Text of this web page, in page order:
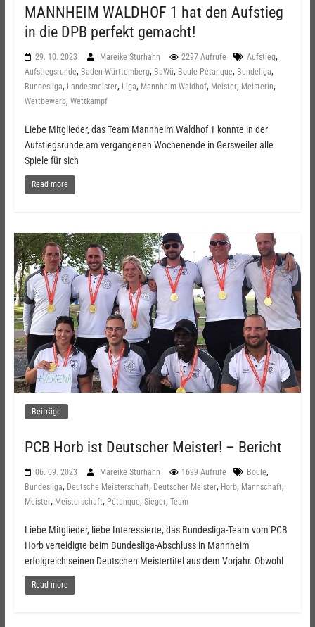
MANNHEIM WALDHOF 1 hat den Aufstieg
in die DPB perfekt gemacht!
29. 10. 2023 Mareike Sturhahn 2297 Aufrufe Aufstieg,
Aufstiegsrunde, Baden-Württemberg, BaWü, Boule Pétanque, Bundeliga,
Bundesliga, Landesmeister, Liga, Mannheim Waldhof, Meister, Meisterin,
Wettbewerb, Wettkampf
Liebe Mitglieder, das Team Mannheim Waldhof 1 konnte in der
Aufstiegsrunde am vergangenen Wochenende in Gersweiler alle
Spiele für sich
Read more
Beiträge
PCB Horb ist Deutscher Meister! – Bericht
06. 09. 2023 Mareike Sturhahn 1699 Aufrufe Boule,
Bundesliga, Deutsche Meisterschaft, Deutscher Meister, Horb, Mannschaft,
Meister, Meisterschaft, Pétanque, Sieger, Team
Liebe Mitglieder, liebe Interessierte, das Bundesliga-Team vom PCB
Horb verteidigte beim Bundesliga-Abschluss in Mannheim
erfolgreich seinen Deutschen Meistertitel aus dem Vorjahr. Obwohl
Read more